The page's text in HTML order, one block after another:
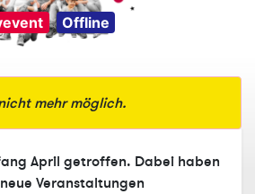
Offline
mehr möglich.
April getroffen. Dabei haben
Veranstaltungen